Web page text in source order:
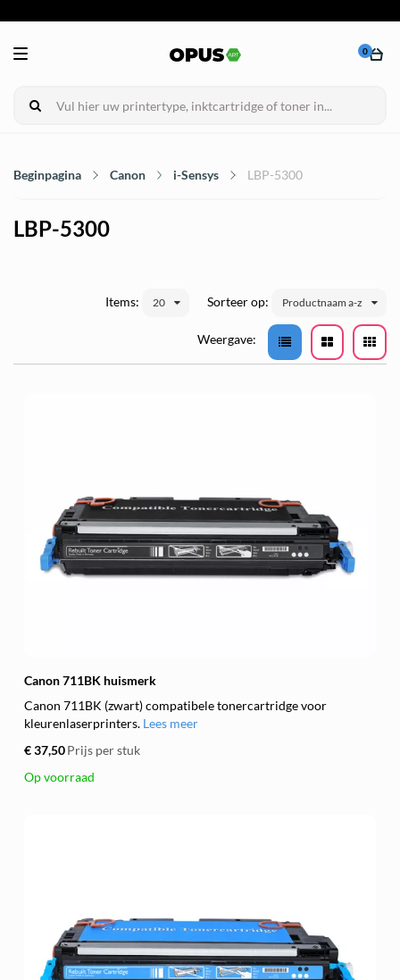
0
Beginpagina Canon i-Sensys LBP-5300
LBP-5300
Sorteer op: Productnaam a-z
Items: 20
Weergave:
Canon 711BK huismerk
Canon 711BK (zwart) compatibele tonercartridge voor
kleurenlaserprinters. Lees meer
€ 37,50Prijs per stuk
Op voorraad